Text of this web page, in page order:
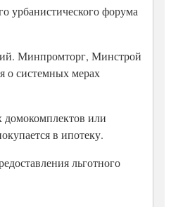
урбанистического форума
Минпромторг, Минстрой
о системных мерах
домокомплектов или
в ипотеку.
льготного